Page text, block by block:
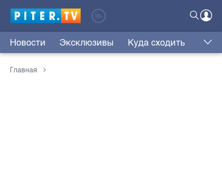
Новости Эксклюзивы Куда сходить
Главная